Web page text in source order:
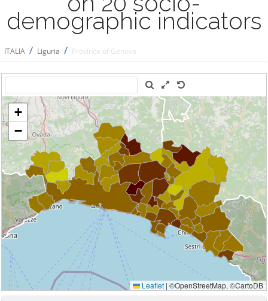
demographic indicators
ITALIA / Liguria / Province of Genova